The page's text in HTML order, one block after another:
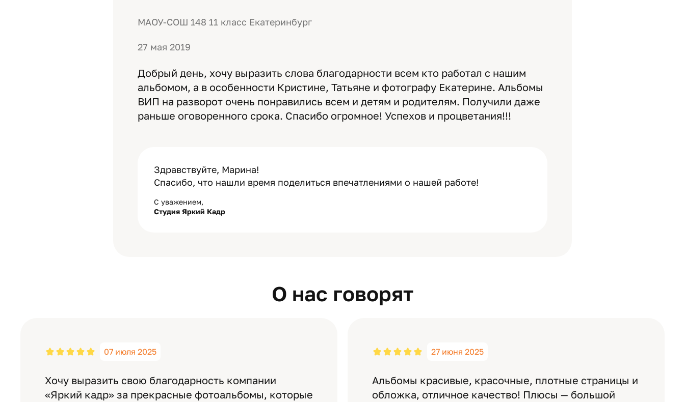
МАОУ-СОШ 148 11 класс Екатеринбург
27 мая 2019
Добрый день, хочу выразить слова благодарности всем кто работал с нашим
альбомом, а в особенности Кристине, Татьяне и фотографу Екатерине. Альбомы
ВИП на разворот очень понравились всем и детям и родителям. Получили даже
раньше оговоренного срока. Спасибо огромное! Успехов и процветания!!!
Здравствуйте, Марина!
Спасибо, что нашли время поделиться впечатлениями о нашей работе!
С уважением,
Студия Яркий Кадр
О нас говорят
07 июля 2025
Хочу выразить свою благодарность компании
«Яркий кадр» за прекрасные фотоальбомы, которые
27 июня 2025
Альбомы красивые, красочные, плотные страницы и
обложка, отличное качество! Плюсы — большой